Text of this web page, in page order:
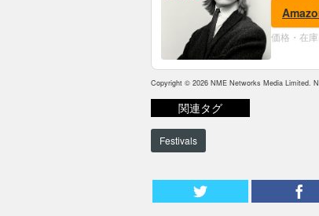
価格・在
Copyright © 2026 NME Networks Media Limited.
関連タグ
Festivals